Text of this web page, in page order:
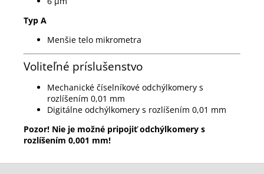
Typ A
Menšie telo mikrometra
Voliteľné príslušenstvo
Mechanické číselníkové odchýlkomery s
rozlíšením 0,01 mm
Digitálne odchýlkomery s rozlíšením 0,01 mm
Pozor! Nie je možné pripojiť odchýlkomery s
rozlíšením 0,001 mm!